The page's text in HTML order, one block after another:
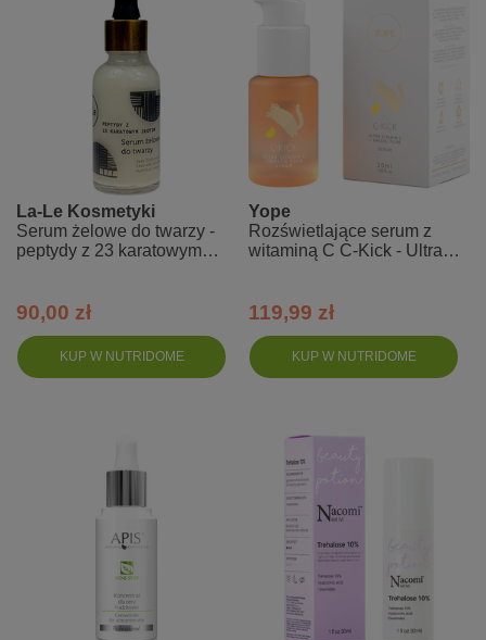
KUP W NUTRIDOME
La-Le Kosmetyki
Serum żelowe do twarzy -
peptydy z 23 karatowym
90,00 zł
KUP W NUTRIDOME
Yope
Rozświetlające serum z
witaminą C C-Kick - Ultra
119,99 zł